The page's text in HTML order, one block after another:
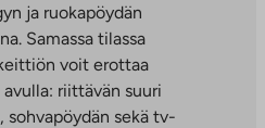
ja ruokapöydän
Samassa tilassa
voit erottaa
riittävän suuri
sohvapöydän sekä tv-